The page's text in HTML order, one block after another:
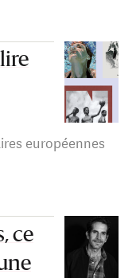
européennes
ce